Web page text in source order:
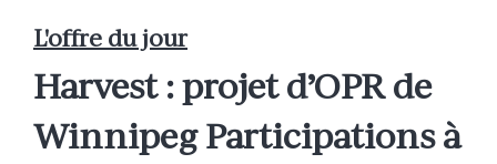
L'offre du jour
Harvest : projet d’OPR de
Winnipeg Participations à